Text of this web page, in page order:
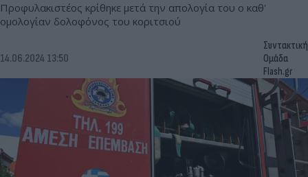
Προφυλακιστέος κρίθηκε μετά την απολογία του ο καθ'
ομολογίαν δολοφόνος του κοριτσιού
14.06.2024 13:50
Συντακτική
Ομάδα
Flash.gr